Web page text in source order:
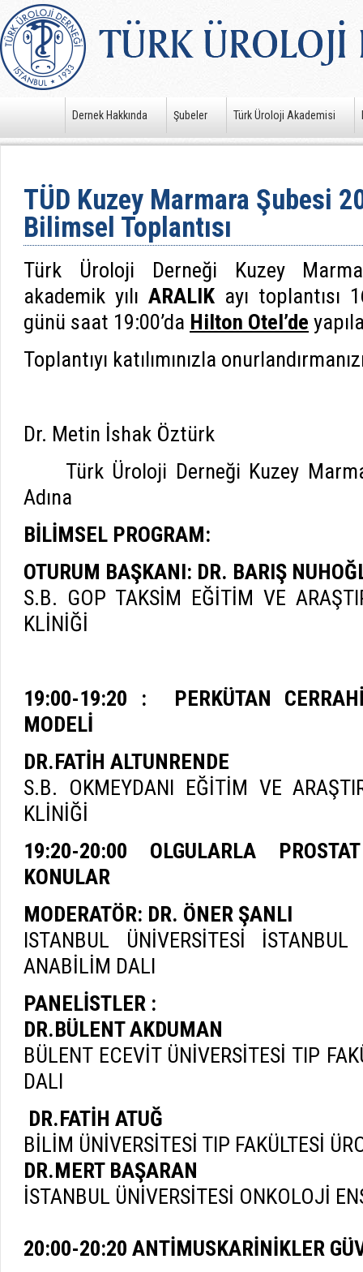
Dernek Hakkında Şubeler Türk Üroloji Akademisi
TÜD Kuzey Marmara Şubesi
Bilimsel Toplantısı
Türk Üroloji Derneği Kuzey
akademik yılı ARALIK ayı toplantısı 1
günü saat 19:00’da Hilton Otel’de
Toplantıyı katılımınızla
Dr. Metin İshak Öztürk
Türk Üroloji Derneği Kuzey
Adına
BİLİMSEL PROGRAM:
OTURUM BAŞKANI: DR. BARIŞ
S.B. GOP TAKSİM EĞİTİM VE
KLİNİĞİ
19:00-19:20 : PERKÜTAN
MODELİ
DR.FATİH ALTUNRENDE
S.B. OKMEYDANI EĞİTİM VE
KLİNİĞİ
19:20-20:00 OLGULARLA
KONULAR
MODERATÖR: DR. ÖNER ŞANLI
ISTANBUL ÜNİVERSİTESİ
ANABİLİM DALI
PANELİSTLER :
DR.BÜLENT AKDUMAN
BÜLENT ECEVİT ÜNİVERSİTESİ TIP
DALI
DR.FATİH ATUĞ
BİLİM ÜNİVERSİTESİ TIP FAKÜLTESİ
DR.MERT BAŞARAN
İSTANBUL ÜNİVERSİTESİ ONKOLOJİ
20:00-20:20 ANTİMUSKARİNİKLER